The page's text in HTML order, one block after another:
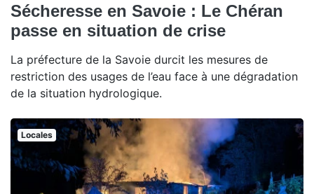
Sécheresse en Savoie : Le Chéran
passe en situation de crise
La préfecture de la Savoie durcit les mesures de
restriction des usages de l’eau face à une dégradation
de la situation hydrologique.
Locales